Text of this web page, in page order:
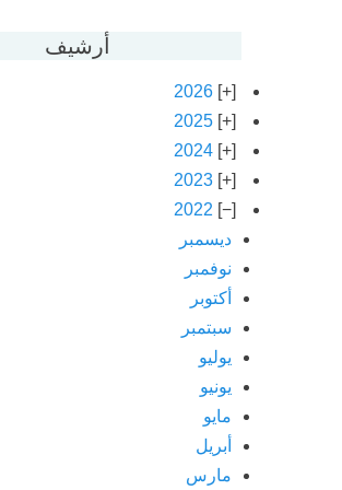
أرشيف
2026
2025
2024
2023
2022
ديسمبر
نوفمبر
أكتوبر
سبتمبر
يوليو
يونيو
مايو
أبريل
مارس